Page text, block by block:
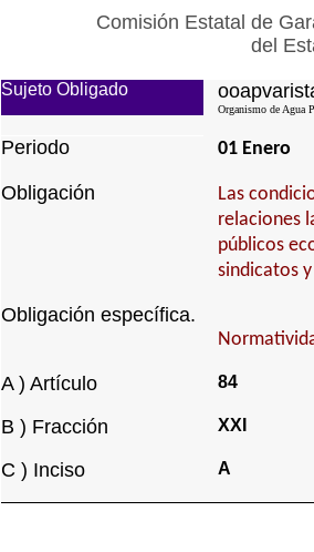
Comisión Estatal de
del
Sujeto Obligado
Organismo de Agua
Periodo 01 Enero
Obligación
Las
relaciones
públicos
sindicatos
Obligación específica.
A ) Artículo 84
B ) Fracción XXI
C ) Inciso A